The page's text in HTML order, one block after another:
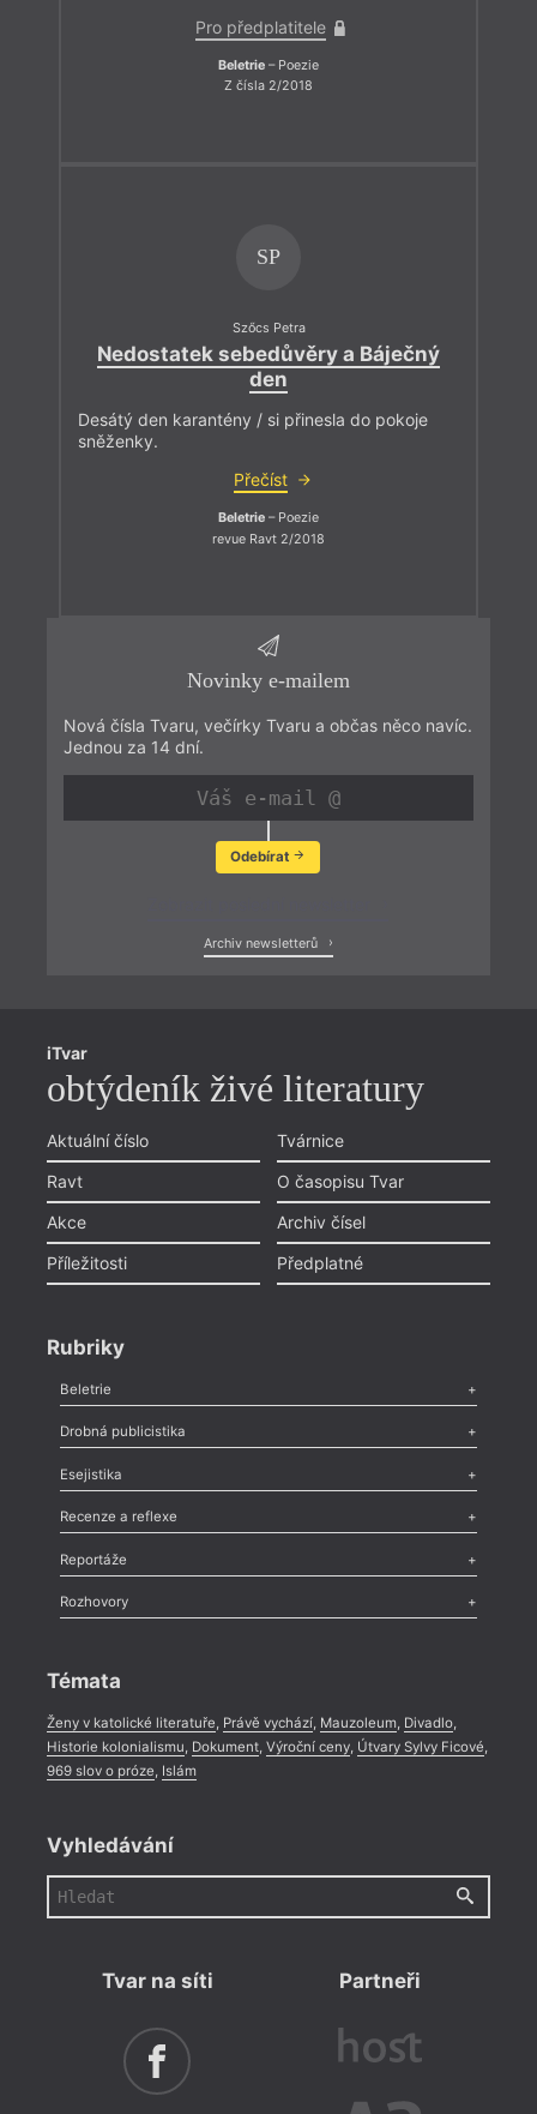
Pro předplatitele
Beletrie – Poezie
Z čísla 2/2018
SP
Szőcs Petra
Nedostatek sebedůvěry a Báječný
den
Desátý den karantény / si přinesla do pokoje
sněženky.
Přečíst
Beletrie – Poezie
revue Ravt 2/2018
Novinky e-mailem
Nová čísla Tvaru, večírky Tvaru a občas něco navíc.
Jednou za 14 dní.
Odebírat
Archiv newsletterů
iTvar
obtýdeník živé literatury
Aktuální číslo
Ravt
Akce
Příležitosti
Tvárnice
O časopisu Tvar
Archiv čísel
Předplatné
Rubriky
Beletrie
Poezie,Próza,Dokumenty
Drobná publicistika
Odlesk
Nekrolog,Glosa,Sloupek,Pozvánka,Literární soutěž,
Esejistika
Esej ,Pádlo,Úvaha
Recenze a reflexe
Recenze
Méně slov o próze,Celá rubrika
Reportáže
Literární zítřky
Celá rubrika
Rozhovory
Témata
Ženy v katolické literatuře, Právě vychází, Mauzoleum, Divadlo,
Historie kolonialismu, Dokument, Výroční ceny, Útvary Sylvy Ficové,
969 slov o próze, Islám
Vyhledávání
Tvar na síti Partneři